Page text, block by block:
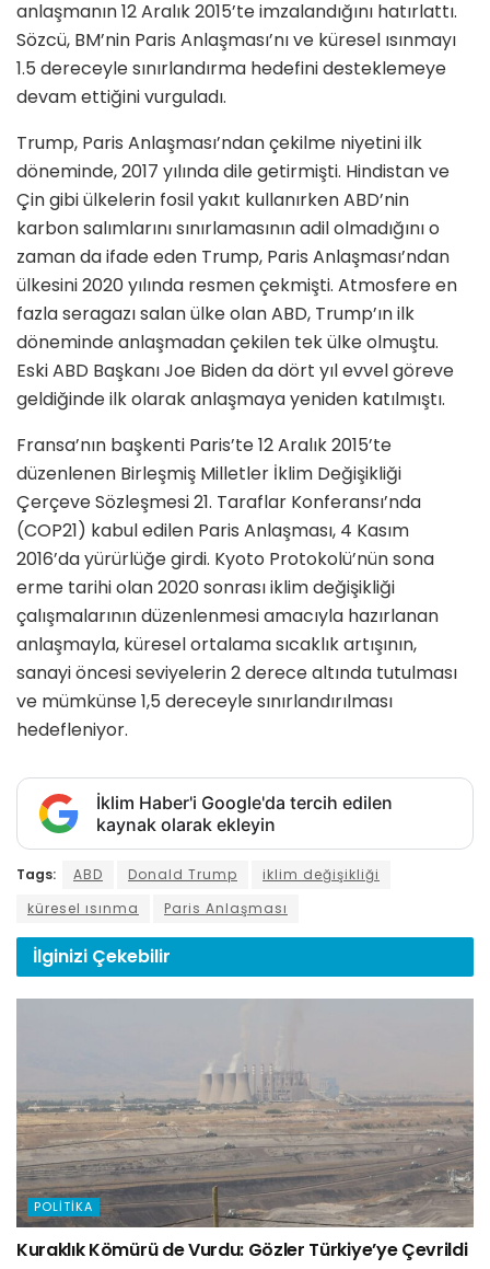
anlaşmanın 12 Aralık 2015’te imzalandığını hatırlattı.
Sözcü, BM’nin Paris Anlaşması’nı ve küresel ısınmayı
1.5 dereceyle sınırlandırma hedefini desteklemeye
devam ettiğini vurguladı.
Trump, Paris Anlaşması’ndan çekilme niyetini ilk
döneminde, 2017 yılında dile getirmişti. Hindistan ve
Çin gibi ülkelerin fosil yakıt kullanırken ABD’nin
karbon salımlarını sınırlamasının adil olmadığını o
zaman da ifade eden Trump, Paris Anlaşması’ndan
ülkesini 2020 yılında resmen çekmişti. Atmosfere en
fazla seragazı salan ülke olan ABD, Trump’ın ilk
döneminde anlaşmadan çekilen tek ülke olmuştu.
Eski ABD Başkanı Joe Biden da dört yıl evvel göreve
geldiğinde ilk olarak anlaşmaya yeniden katılmıştı.
Fransa’nın başkenti Paris’te 12 Aralık 2015’te
düzenlenen Birleşmiş Milletler İklim Değişikliği
Çerçeve Sözleşmesi 21. Taraflar Konferansı’nda
(COP21) kabul edilen Paris Anlaşması, 4 Kasım
2016’da yürürlüğe girdi. Kyoto Protokolü’nün sona
erme tarihi olan 2020 sonrası iklim değişikliği
çalışmalarının düzenlenmesi amacıyla hazırlanan
anlaşmayla, küresel ortalama sıcaklık artışının,
sanayi öncesi seviyelerin 2 derece altında tutulması
ve mümkünse 1,5 dereceyle sınırlandırılması
hedefleniyor.
İklim Haber'i Google'da tercih edilen
kaynak olarak ekleyin
Tags: ABD Donald Trump
iklim değişikliği
küresel ısınma
Paris Anlaşması
İlginizi Çekebilir
POLITIKA
Kuraklık Kömürü de Vurdu: Gözler Türkiye’ye Çevrildi